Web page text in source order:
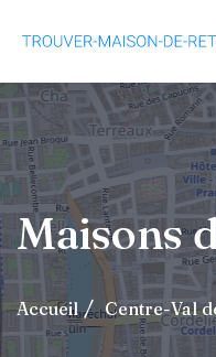
Maisons
Accueil Centre-Val